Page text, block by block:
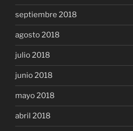
septiembre 2018
agosto 2018
julio 2018
junio 2018
mayo 2018
abril 2018